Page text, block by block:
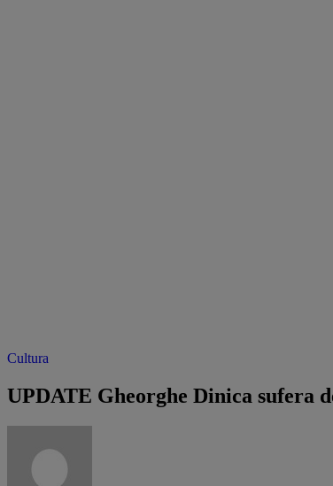
Cultura
UPDATE Gheorghe Dinica sufera